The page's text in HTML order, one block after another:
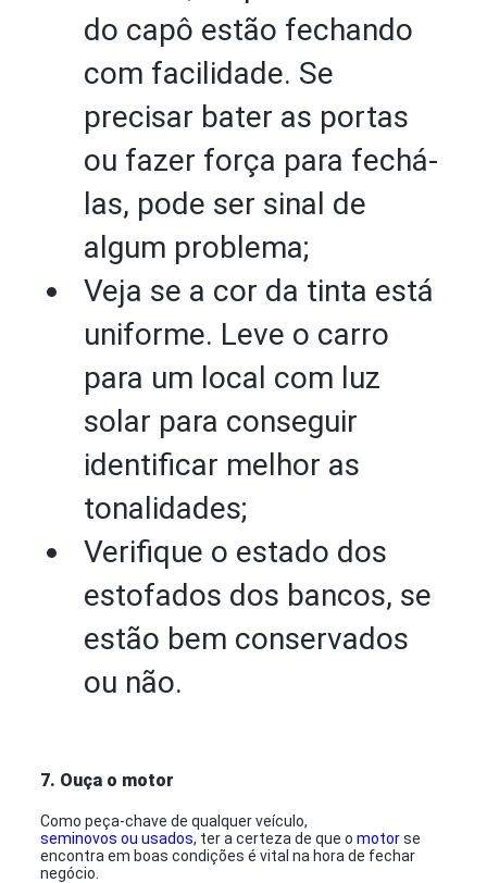
do capô estão fechando
com facilidade. Se
precisar bater as portas
ou fazer força para fechá-
las, pode ser sinal de
algum problema;
Veja se a cor da tinta está
uniforme. Leve o carro
para um local com luz
solar para conseguir
identificar melhor as
tonalidades;
Verifique o estado dos
estofados dos bancos, se
estão bem conservados
ou não.
7. Ouça o motor
Como peça-chave de qualquer veículo,
seminovos ou usados, ter a certeza de que omotorse
encontra em boas condições é vital na hora de fechar
negócio.